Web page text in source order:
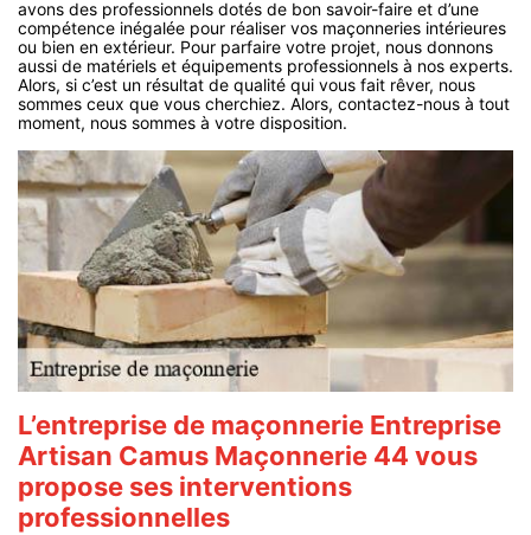
avons des professionnels dotés de bon savoir-faire et d’une
compétence inégalée pour réaliser vos maçonneries intérieures
ou bien en extérieur. Pour parfaire votre projet, nous donnons
aussi de matériels et équipements professionnels à nos experts.
Alors, si c’est un résultat de qualité qui vous fait rêver, nous
sommes ceux que vous cherchiez. Alors, contactez-nous à tout
moment, nous sommes à votre disposition.
L’entreprise de maçonnerie Entreprise
Artisan Camus Maçonnerie 44 vous
propose ses interventions
professionnelles